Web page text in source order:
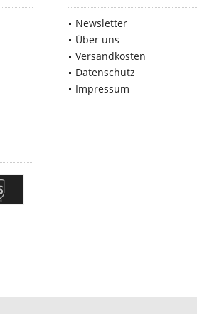
Newsletter
Über uns
Versandkosten
Datenschutz
Impressum